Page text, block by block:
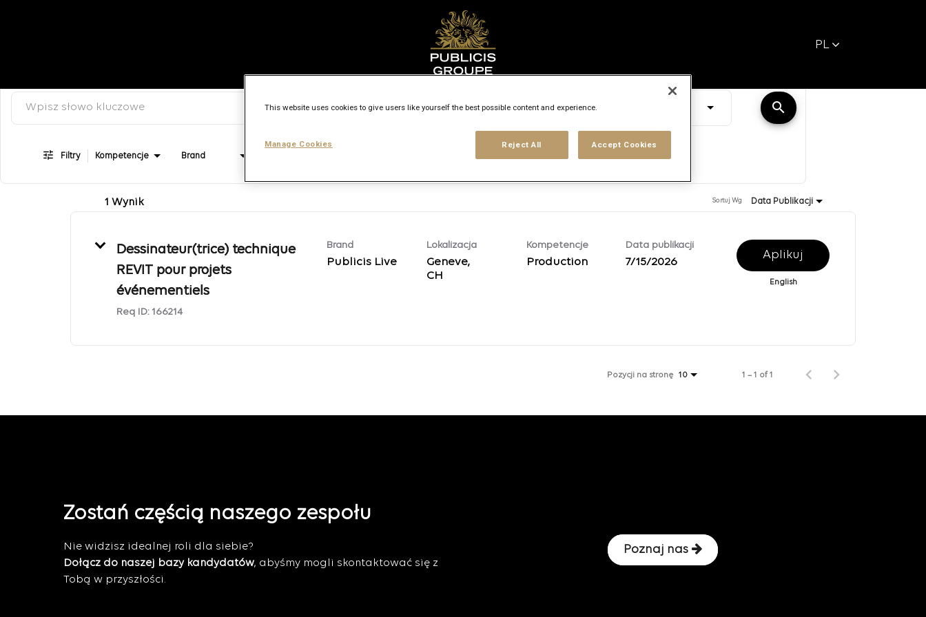
PL
Job Search Page
access_time JOBS.DISTANCEUNITS_SCREENREADER_TEXT
search
Filtry Kompetencje Brand
1 Wynik Data Publikacji
Sortuj Wg
Dessinateur(trice) technique
REVIT pour projets
événementiels
Req ID: 166214
Brand
Publicis Live
Lokalizacja
Geneve,
Kompetencje
Production
Data publikacji
7/15/2026
Aplikuj
English
Pozycji na stronę 10 1 – 1 of 1
Zostań częścią naszego zespołu
Nie widzisz idealnej roli dla siebie?
Dołącz do naszej bazy kandydatów, abyśmy mogli skontaktować się z
Tobą w przyszłości.
Poznaj nas
This website uses cookies to give users like yourself the best possible content and experience.
Reject All Accept Cookies
Manage Cookies